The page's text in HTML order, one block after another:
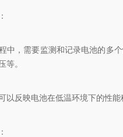
，需要监测和记录电池的多个
等。
反映电池在低温环境下的性能